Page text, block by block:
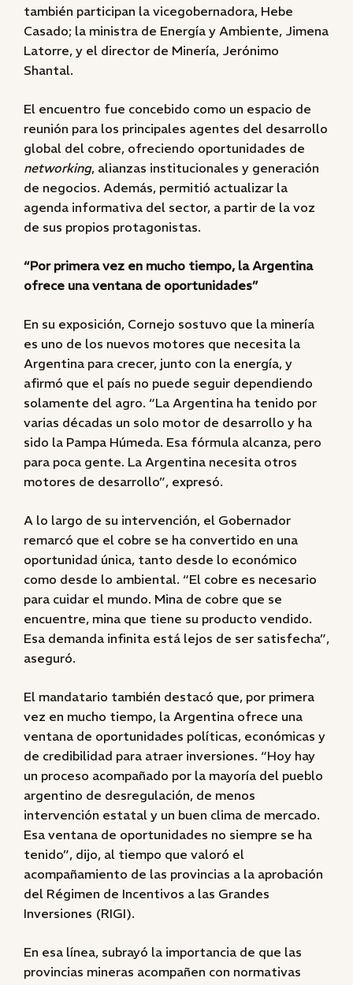
también participan la vicegobernadora, Hebe
Casado; la ministra de Energía y Ambiente, Jimena
Latorre, y el director de Minería, Jerónimo
Shantal.
El encuentro fue concebido como un espacio de
reunión para los principales agentes del desarrollo
global del cobre, ofreciendo oportunidades de
networking, alianzas institucionales y generación
de negocios. Además, permitió actualizar la
agenda informativa del sector, a partir de la voz
de sus propios protagonistas.
“Por primera vez en mucho tiempo, la Argentina
ofrece una ventana de oportunidades”
En su exposición, Cornejo sostuvo que la minería
es uno de los nuevos motores que necesita la
Argentina para crecer, junto con la energía, y
afirmó que el país no puede seguir dependiendo
solamente del agro. “La Argentina ha tenido por
varias décadas un solo motor de desarrollo y ha
sido la Pampa Húmeda. Esa fórmula alcanza, pero
para poca gente. La Argentina necesita otros
motores de desarrollo”, expresó.
A lo largo de su intervención, el Gobernador
remarcó que el cobre se ha convertido en una
oportunidad única, tanto desde lo económico
como desde lo ambiental. “El cobre es necesario
para cuidar el mundo. Mina de cobre que se
encuentre, mina que tiene su producto vendido.
Esa demanda infinita está lejos de ser satisfecha”,
aseguró.
El mandatario también destacó que, por primera
vez en mucho tiempo, la Argentina ofrece una
ventana de oportunidades políticas, económicas y
de credibilidad para atraer inversiones. “Hoy hay
un proceso acompañado por la mayoría del pueblo
argentino de desregulación, de menos
intervención estatal y un buen clima de mercado.
Esa ventana de oportunidades no siempre se ha
tenido”, dijo, al tiempo que valoró el
acompañamiento de las provincias a la aprobación
del Régimen de Incentivos a las Grandes
Inversiones (RIGI).
En esa línea, subrayó la importancia de que las
provincias mineras acompañen con normativas